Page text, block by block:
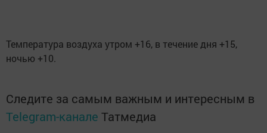
Температура воздуха утром +16, в течение дня +15,
ночью +10.
Следите за самым важным и интересным в
Telegram-канале Татмедиа